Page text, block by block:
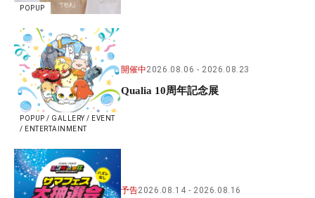
POPUP
POPUP / GALLERY / EVENT
/ ENTERTAINMENT
開催中2026.08.06 2026.08.23
Qualia 10周年記念展
予告2026.08.14 2026.08.16